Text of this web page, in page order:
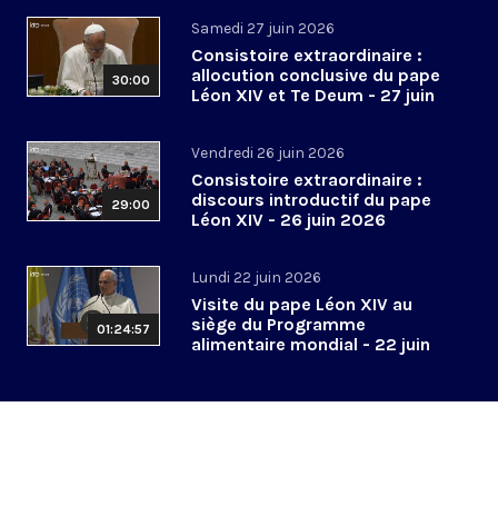
30:00
Samedi 27 juin 2026
Consistoire extraordinaire :
allocution conclusive du pape
Léon XIV et Te Deum - 27 juin
29:00
Vendredi 26 juin 2026
Consistoire extraordinaire :
discours introductif du pape
Léon XIV - 26 juin 2026
01:24:57
Lundi 22 juin 2026
Visite du pape Léon XIV au
siège du Programme
alimentaire mondial - 22 juin